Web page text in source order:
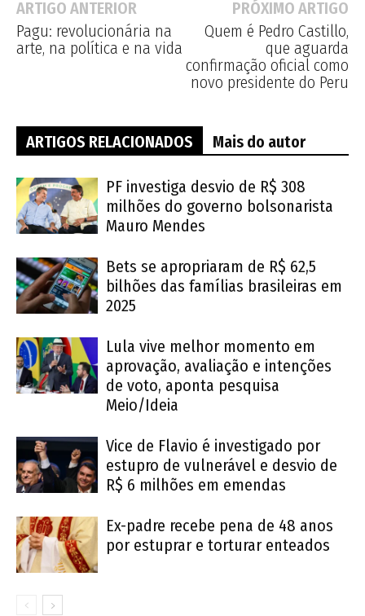
ARTIGO ANTERIOR
Pagu: revolucionária na
arte, na política e na vida
PRÓXIMO ARTIGO
Quem é Pedro Castillo,
que aguarda
confirmação oficial como
novo presidente do Peru
ARTIGOS RELACIONADOS Mais do autor
PF investiga desvio de R$ 308
milhões do governo bolsonarista
Mauro Mendes
Bets se apropriaram de R$ 62,5
bilhões das famílias brasileiras em
2025
Lula vive melhor momento em
aprovação, avaliação e intenções
de voto, aponta pesquisa
Meio/Ideia
Vice de Flavio é investigado por
estupro de vulnerável e desvio de
R$ 6 milhões em emendas
Ex-padre recebe pena de 48 anos
por estuprar e torturar enteados